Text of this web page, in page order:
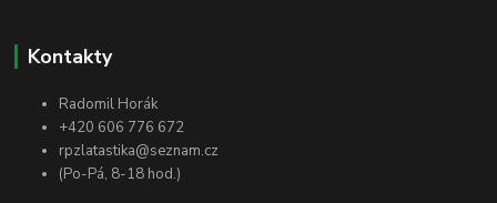
Kontakty
Radomil Horák
+420 606 776 672
rpzlatastika@seznam.cz
(Po-Pá, 8-18 hod.)